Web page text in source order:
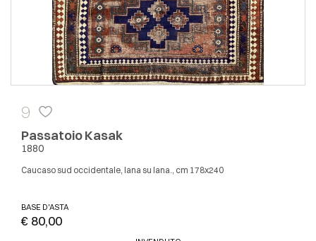
9
Passatoio Kasak
1880
Caucaso sud occidentale, lana su lana., cm 178x240
BASE D'ASTA
€ 80,00